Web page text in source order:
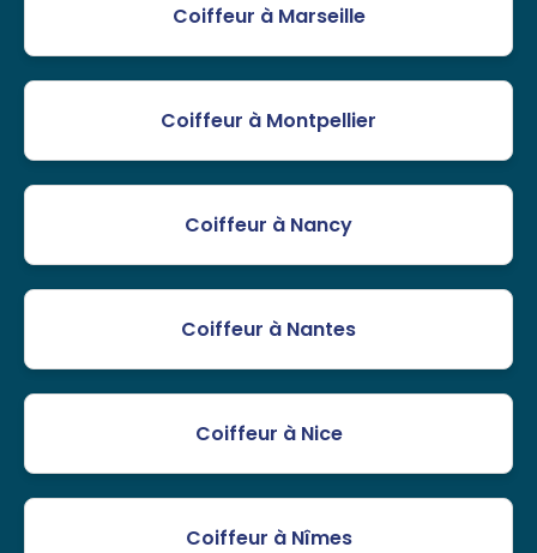
Coiffeur à Marseille
Coiffeur à Montpellier
Coiffeur à Nancy
Coiffeur à Nantes
Coiffeur à Nice
Coiffeur à Nîmes